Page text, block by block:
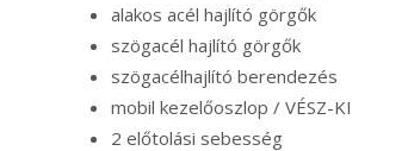
alakos acél hajlító görgők
szögacél hajlító görgők
szögacélhajlító berendezés
mobil kezelőoszlop / VÉSZ-KI
2 előtolási sebesség